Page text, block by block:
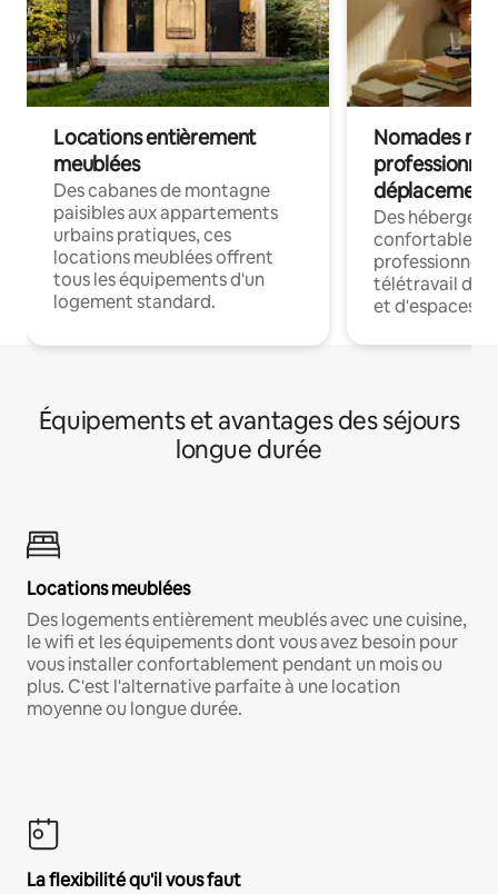
Locations entièrement
meublées
Des cabanes de montagne
paisibles aux appartements
urbains pratiques, ces
locations meublées offrent
tous les équipements d'un
logement standard.
Nomades
déplacement
Des
confortables
professionnels
télétravail
et d'espaces
Équipements et avantages des séjours
longue durée
Locations meublées
Des logements entièrement meublés avec une cuisine,
le wifi et les équipements dont vous avez besoin pour
vous installer confortablement pendant un mois ou
plus. C'est l'alternative parfaite à une location
moyenne ou longue durée.
La flexibilité qu'il vous faut